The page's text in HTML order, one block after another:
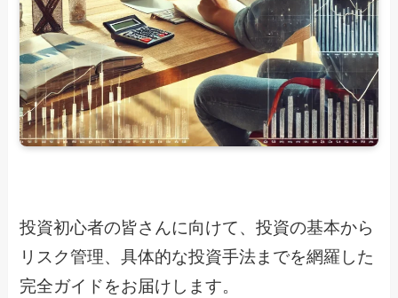
投資初心者の皆さんに向けて、投資の基本から
リスク管理、具体的な投資手法までを網羅した
完全ガイドをお届けします。